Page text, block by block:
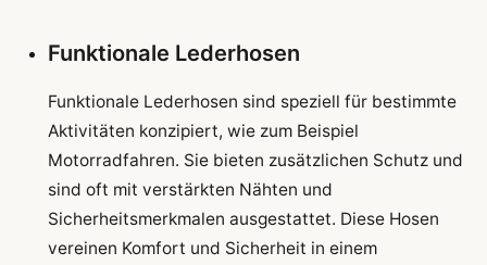
Funktionale Lederhosen
Funktionale Lederhosen sind speziell für bestimmte
Aktivitäten konzipiert, wie zum Beispiel
Motorradfahren. Sie bieten zusätzlichen Schutz und
sind oft mit verstärkten Nähten und
Sicherheitsmerkmalen ausgestattet. Diese Hosen
vereinen Komfort und Sicherheit in einem